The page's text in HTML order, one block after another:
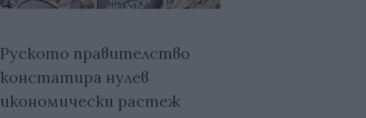
Руското правителство
констатира нулев
икономически растеж